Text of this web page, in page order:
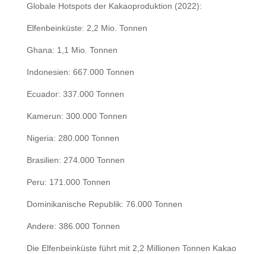
Globale Hotspots der Kakaoproduktion (2022):
Elfenbeinküste: 2,2 Mio. Tonnen
Ghana: 1,1 Mio. Tonnen
Indonesien: 667.000 Tonnen
Ecuador: 337.000 Tonnen
Kamerun: 300.000 Tonnen
Nigeria: 280.000 Tonnen
Brasilien: 274.000 Tonnen
Peru: 171.000 Tonnen
Dominikanische Republik: 76.000 Tonnen
Andere: 386.000 Tonnen
Die Elfenbeinküste führt mit 2,2 Millionen Tonnen Kakao